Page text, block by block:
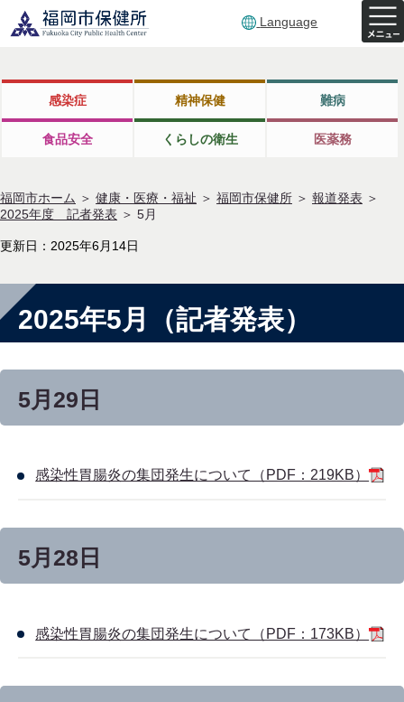
Language
感染症 精神保健 難病
食品安全 くらしの衛生 医薬務
福岡市ホーム ＞ 健康・医療・福祉 ＞ 福岡市保健所 ＞ 報道発表 ＞
2025年度 記者発表 ＞ 5月
更新日：2025年6月14日
2025年5月（記者発表）
5月29日
感染性胃腸炎の集団発生について（PDF：219KB）
5月28日
感染性胃腸炎の集団発生について（PDF：173KB）